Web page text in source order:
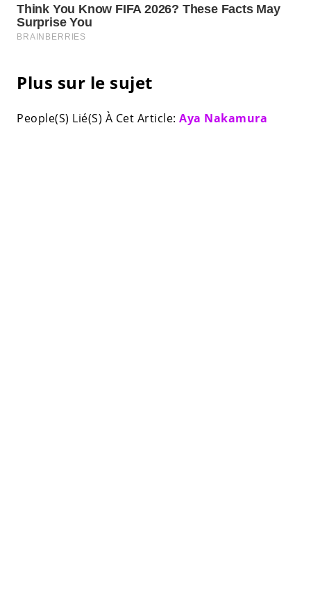
Plus sur le sujet
People(S) Lié(S) À Cet Article: Aya Nakamura